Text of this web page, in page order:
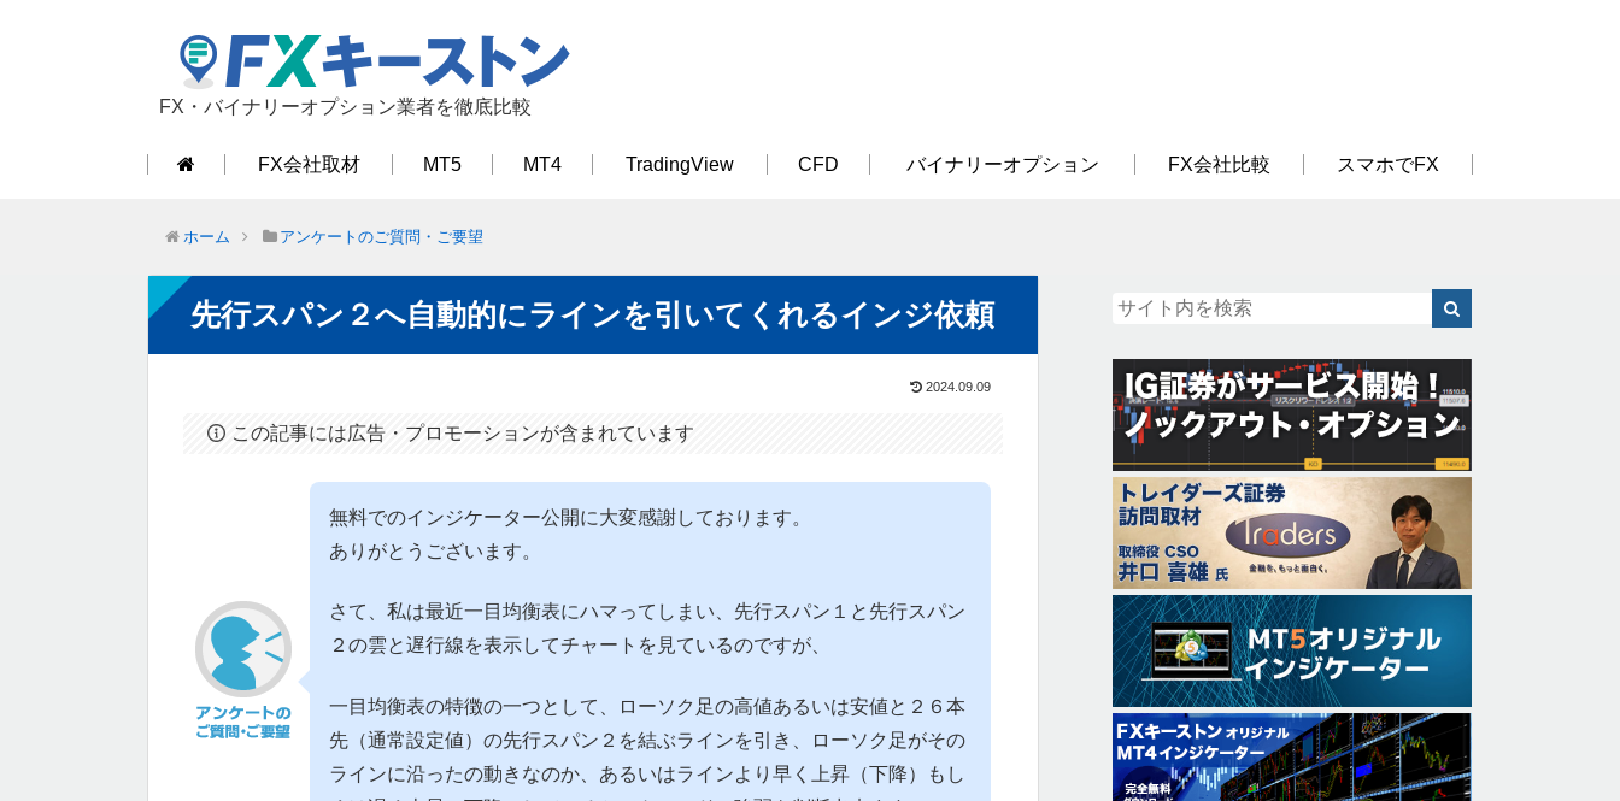
FX・バイナリーオプション業者を徹底比較
FX会社取材 MT5 MT4 TradingView CFD バイナリーオプション FX会社比較 スマホでFX
ホーム アンケートのご質問・ご要望
先行スパン２へ自動的にラインを引いてくれるインジ依頼
2024.09.09
この記事には広告・プロモーションが含まれています
無料でのインジケーター公開に大変感謝しております。
ありがとうございます。
さて、私は最近一目均衡表にハマってしまい、先行スパン１と先行スパン
２の雲と遅行線を表示してチャートを見ているのですが、
一目均衡表の特徴の一つとして、ローソク足の高値あるいは安値と２６本
先（通常設定値）の先行スパン２を結ぶラインを引き、ローソク足がその
ラインに沿ったの動きなのか、あるいはラインより早く上昇（下降）もし